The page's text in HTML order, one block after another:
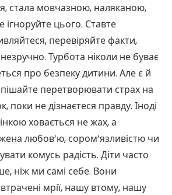
стала мовчазною, наляканою,
цього. Ставте
перевіряйте факти,
Турбота ніколи не буває
про безпеку дитини. Але є й
перетворювати страх на
поки не дізнаєтеся правду. Іноді
ховається не жах, а
любов’ю, сором’язливістю чи
комусь радість. Діти часто
ніж ми самі себе. Вони
мрії, нашу втому, нашу